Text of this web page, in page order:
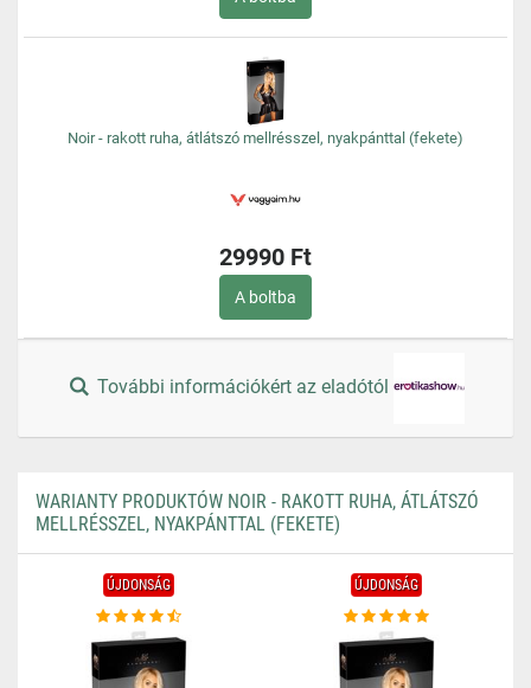
Noir - rakott ruha, átlátszó mellrésszel, nyakpánttal (fekete)
29990 Ft
A boltba
További információkért az eladótól
WARIANTY PRODUKTÓW NOIR - RAKOTT RUHA, ÁTLÁTSZÓ
MELLRÉSSZEL, NYAKPÁNTTAL (FEKETE)
ÚJDONSÁG ÚJDONSÁG